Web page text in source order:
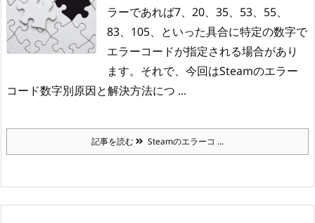
ラーであれば7、20、35、53、55、
83、105、といった具合に特定の数字で
エラーコードが指定される場合があり
ます。 それで、今回はSteamのエラー
コード数字別原因と解決方法につ ...
記事を読む Steamのエラーコ ...